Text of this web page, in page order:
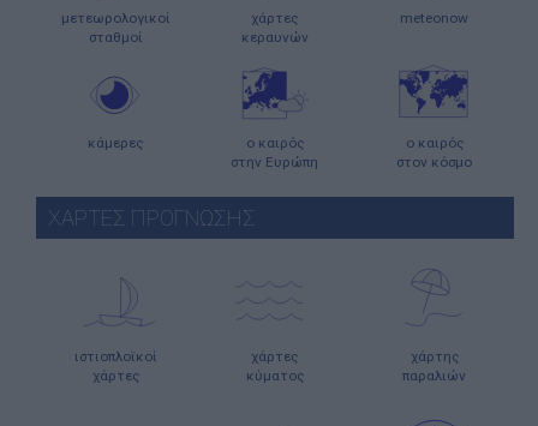
μετεωρολογικοί
σταθμοί
χάρτες
κεραυνών
meteonow
κάμερες
ο καιρός
στην Ευρώπη
ο καιρός
στον κόσμο
ΧΑΡΤΕΣ ΠΡΟΓΝΩΣΗΣ
ιστιοπλοϊκοί
χάρτες
χάρτες
κύματος
χάρτης
παραλιών